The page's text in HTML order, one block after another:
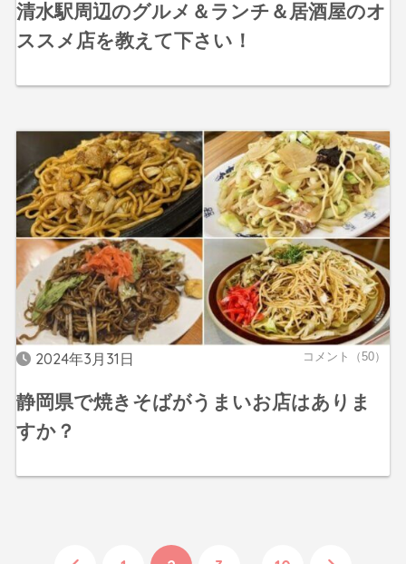
清水駅周辺のグルメ＆ランチ＆居酒屋のオ
ススメ店を教えて下さい！
2024年3月31日 コメント（50）
静岡県で焼きそばがうまいお店はありま
すか？